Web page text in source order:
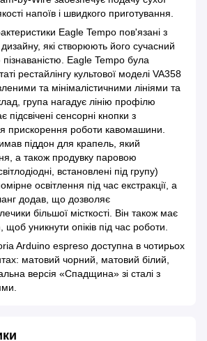
напоїв і швидкого приготування.
Eagle Tempo пов'язані з
які створюють його сучасний
Eagle Tempo була
рестайлінгу культової моделі VA358
та мінімалістичними лініями та
група нагадує лінію профілю
сенсорні кнопки з
прискорення роботи кавомашини.
піддон для крапель, який
а також продувку паровою
встановлені під групу)
освітлення під час екстракції, а
додав, що дозволяє
більшої місткості. Він також має
уникнути опіків під час роботи.
Arduino espreso доступна в чотирьох
матовий чорний, матовий білий,
версія «Спадщина» зі сталі з